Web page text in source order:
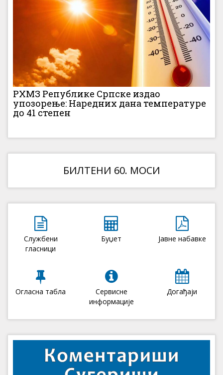
РХМЗ Републике Српске издао
упозорење: Наредних дана температуре
до 41 степен
БИЛТЕНИ 60. МОСИ
Службени
гласници
Буџет Јавне набавке
Огласна табла
Сервисне
информације
Догађаји